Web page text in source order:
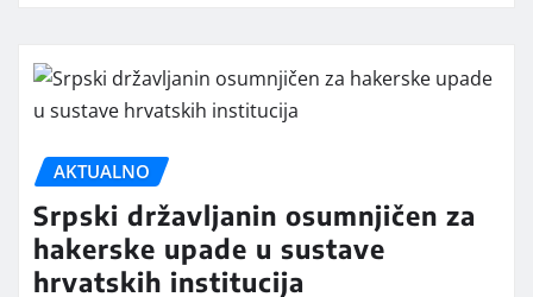
AKTUALNO
Srpski državljanin osumnjičen za
hakerske upade u sustave
hrvatskih institucija